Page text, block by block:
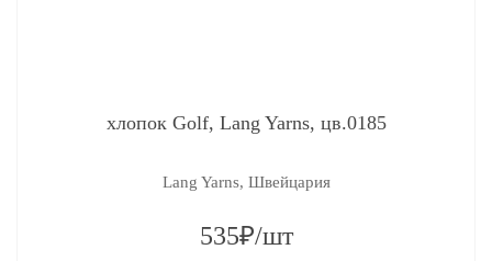
хлопок Golf, Lang Yarns, цв.0185
Lang Yarns, Швейцария
535₽/шт